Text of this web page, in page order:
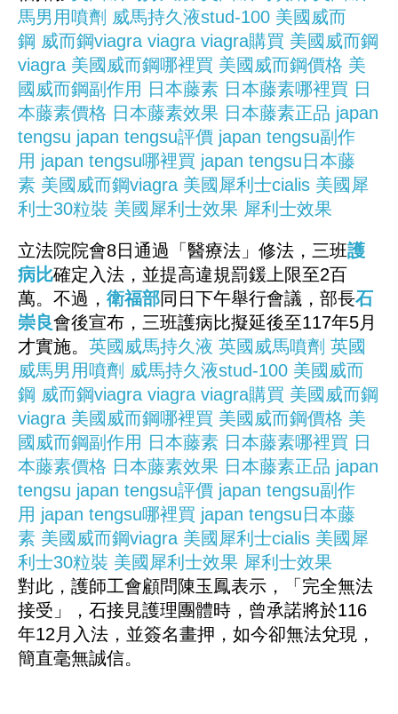
馬男用噴劑 威馬持久液stud-100 美國威而
鋼 威而鋼viagra viagra viagra購買 美國威而鋼
viagra 美國威而鋼哪裡買 美國威而鋼價格 美
國威而鋼副作用 日本藤素 日本藤素哪裡買 日
本藤素價格 日本藤素效果 日本藤素正品 japan
tengsu japan tengsu評價 japan tengsu副作
用 japan tengsu哪裡買 japan tengsu日本藤
素 美國威而鋼viagra 美國犀利士cialis 美國犀
利士30粒裝 美國犀利士效果 犀利士效果
立法院院會8日通過「醫療法」修法，三班護
病比確定入法，並提高違規罰鍰上限至2百
萬。不過， 衛福部同日下午舉行會議，部長石
崇良會後宣布，三班護病比擬延後至117年5月
才實施。 英國威馬持久液 英國威馬噴劑 英國
威馬男用噴劑 威馬持久液stud-100 美國威而
鋼 威而鋼viagra viagra viagra購買 美國威而鋼
viagra 美國威而鋼哪裡買 美國威而鋼價格 美
國威而鋼副作用 日本藤素 日本藤素哪裡買 日
本藤素價格 日本藤素效果 日本藤素正品 japan
tengsu japan tengsu評價 japan tengsu副作
用 japan tengsu哪裡買 japan tengsu日本藤
素 美國威而鋼viagra 美國犀利士cialis 美國犀
利士30粒裝 美國犀利士效果 犀利士效果
對此，護師工會顧問陳玉鳳表示，「完全無法
接受」，石接見護理團體時，曾承諾將於116
年12月入法，並簽名畫押，如今卻無法兌現，
簡直毫無誠信。